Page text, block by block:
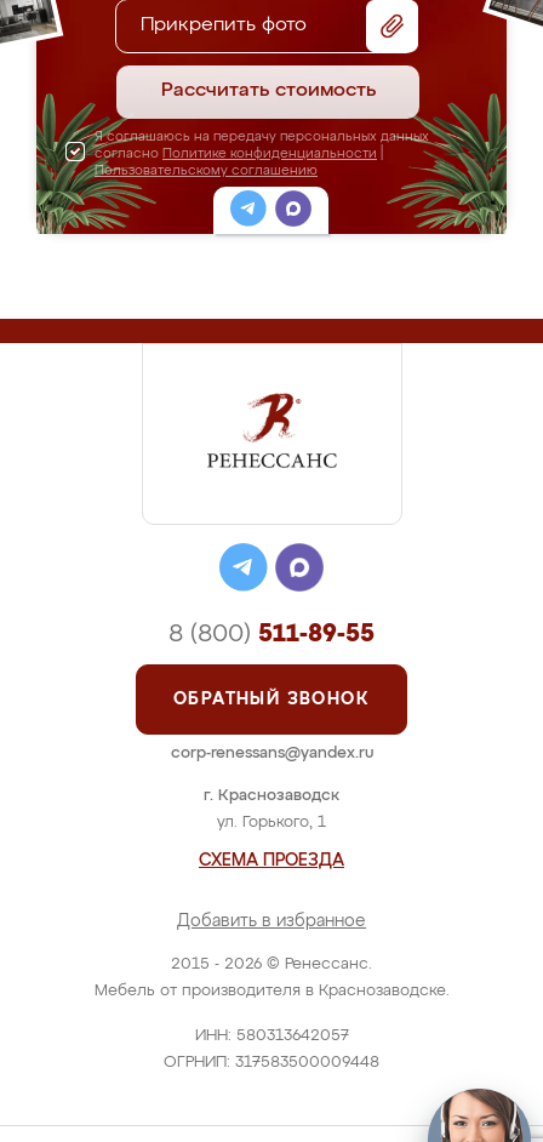
Прикрепить фото
Рассчитать стоимость
Я соглашаюсь на передачу персональных данных
согласно Политике конфиденциальности
Пользовательскому соглашению
2015 - 2026 © Ренессанс.
Мебель от производителя в Краснозаводске.
ИНН: 580313642057
ОГРНИП: 317583500009448
г. Краснозаводск
ул. Горького, 1
СХЕМА ПРОЕЗДА
Добавить в избранное
8 (800) 511-89-55
ОБРАТНЫЙ ЗВОНОК
corp-renessans@yandex.ru